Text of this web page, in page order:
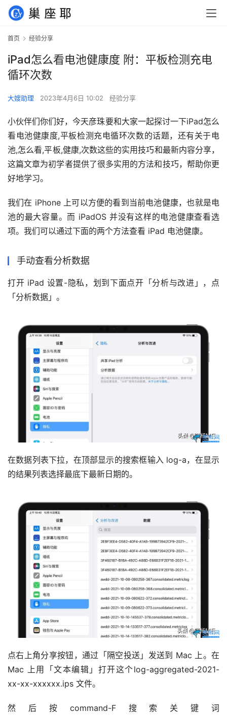
首页 经验分享
iPad怎么看电池健康度 附：平板检测充电
循环次数
大嫂助理 2023年4月6日 10:02 经验分享
小伙伴们你们好，今天彦珠要和大家一起探讨一下iPad怎么
看电池健康度,平板检测充电循环次数的话题，还有关于电
池,怎么看,平板,健康,次数这些的实用技巧和最新内容分享，
这篇文章为初学者提供了很多实用的方法和技巧，帮助你更
好地学习。
我们在 iPhone 上可以方便的看到当前电池健康，也就是电
池的最大容量。而 iPadOS 并没有这样的电池健康查看选
项。我们可以通过下面的两个方法查看 iPad 电池健康。
手动查看分析数据
打开 iPad 设置-隐私，划到下面点开「分析与改进」，点
「分析数据」。
在数据列表下拉，在顶部显示的搜索框输入 log-a，在显示
的结果列表选择最底下最新日期的。
点右上角分享按钮，通过「隔空投送」发送到 Mac 上。在
Mac 上用「文本编辑」打开这个log-aggregated-2021-
xx-xx-xxxxxx.ips 文件。
然后按command-F搜索关键词